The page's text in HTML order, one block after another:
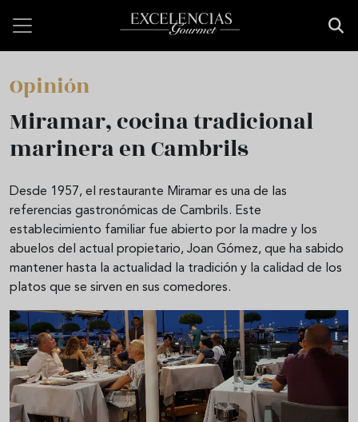
Opinión
Miramar, cocina tradicional
marinera en Cambrils
Desde 1957, el restaurante Miramar es una de las
referencias gastronómicas de Cambrils. Este
establecimiento familiar fue abierto por la madre y los
abuelos del actual propietario, Joan Gómez, que ha sabido
mantener hasta la actualidad la tradición y la calidad de los
platos que se sirven en sus comedores.